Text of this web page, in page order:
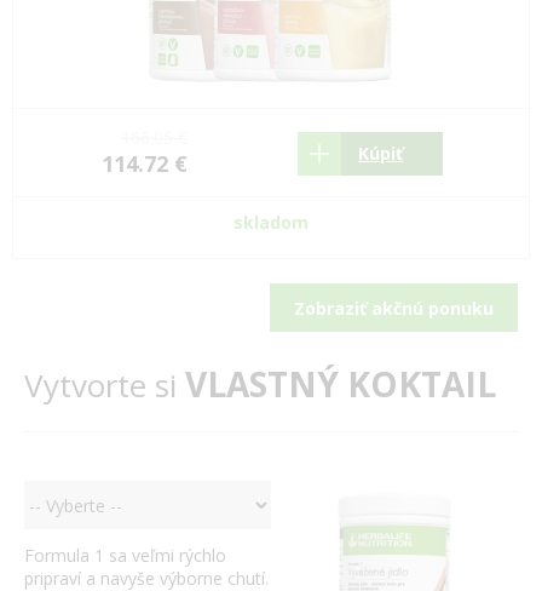
114.72 € Kúpiť
skladom
Zobraziť akčnú ponuku
Vytvorte si VLASTNÝ KOKTAIL
Formula 1 sa veľmi rýchlo
pripraví a navyše výborne chutí.